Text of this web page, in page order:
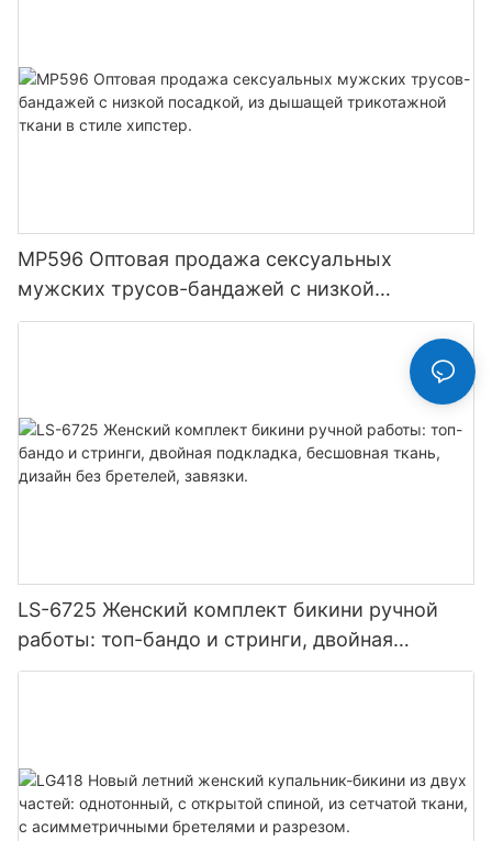
MP596 Оптовая продажа сексуальных
мужских трусов-бандажей с низкой
посадкой, из дышащей трикотажной ткани в
LS-6725 Женский комплект бикини ручной
работы: топ-бандо и стринги, двойная
подкладка, бесшовная ткань, дизайн без